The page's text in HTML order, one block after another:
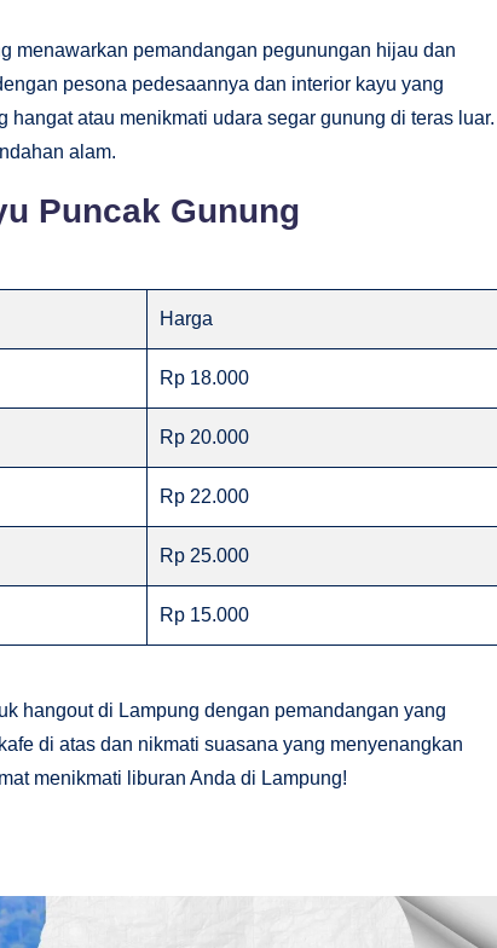
menawarkan pemandangan pegunungan hijau dan
pesona pedesaannya dan interior kayu yang
atau menikmati udara segar gunung di teras luar.
alam.
Puncak Gunung
Harga
Rp 18.000
Rp 20.000
Rp 22.000
Rp 25.000
Rp 15.000
hangout di Lampung dengan pemandangan yang
di atas dan nikmati suasana yang menyenangkan
menikmati liburan Anda di Lampung!